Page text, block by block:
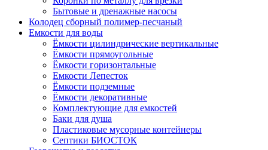
Бытовые и дренажные насосы
Колодец сборный полимер-песчаный
Емкости для воды
Ёмкости цилиндрические вертикальные
Ёмкости прямоугольные
Ёмкости горизонтальные
Емкости Лепесток
Ёмкости подземные
Ёмкости декоративные
Комплектующие для емкостей
Баки для душа
Пластиковые мусорные контейнеры
Септики БИОСТОК